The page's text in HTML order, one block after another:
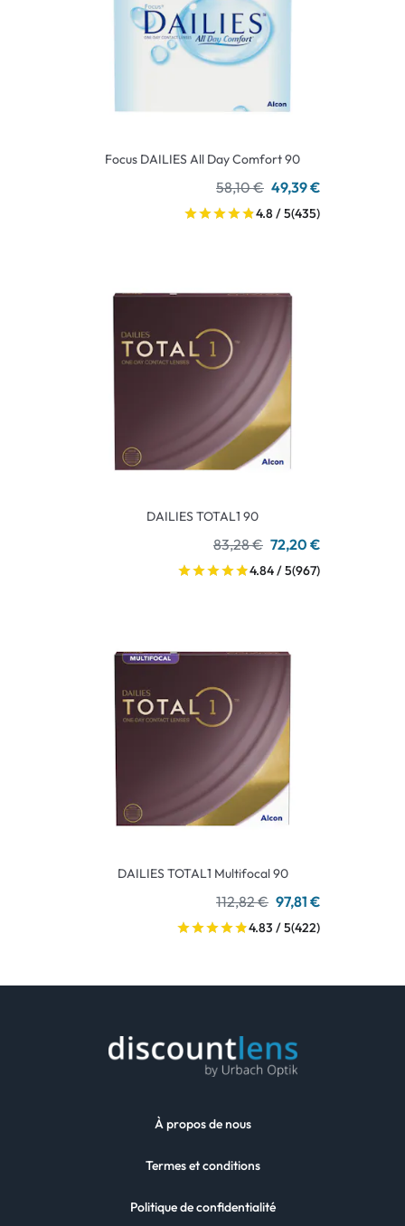
Focus DAILIES All Day Comfort 90
58,10 € 49,39 €
4.8 / 5(435)
DAILIES TOTAL1 90
83,28 € 72,20 €
4.84 / 5(967)
DAILIES TOTAL1 Multifocal 90
112,82 € 97,81 €
4.83 / 5(422)
À propos de nous
Termes et conditions
Politique de confidentialité